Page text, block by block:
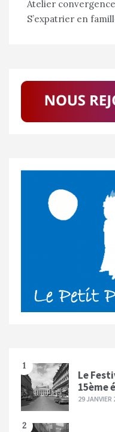
de
l’article
Atelier
S’expatrier en
1
Le
15ème
29 JANVIER
2